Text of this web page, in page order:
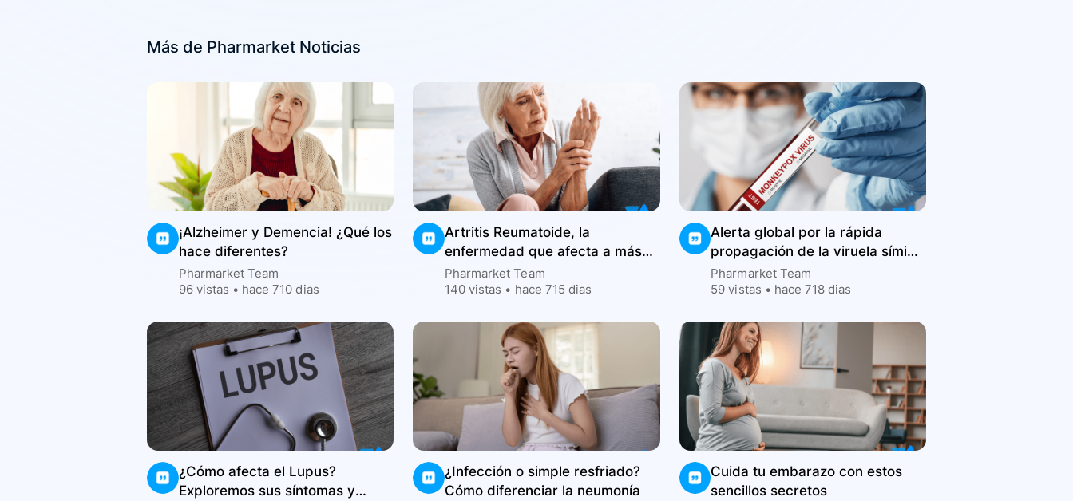
Más de Pharmarket Noticias
¡Alzheimer y Demencia! ¿Qué los
hace diferentes?
Pharmarket Team
96vistas • hace 710 dias
Artritis Reumatoide, la
enfermedad que afecta a más
mujeres en Colombia
Pharmarket Team
140 vistas • hace 715 dias
Alerta global por la rápida
propagación de la viruela símica
pone en peligro al mundo, según
OMS.
Pharmarket Team
59 vistas • hace 718 dias
¿Cómo afecta el Lupus?
Exploremos sus síntomas y
¿Infección o simple resfriado?
Cómo diferenciar la neumonía
Cuida tu embarazo con estos
sencillos secretos